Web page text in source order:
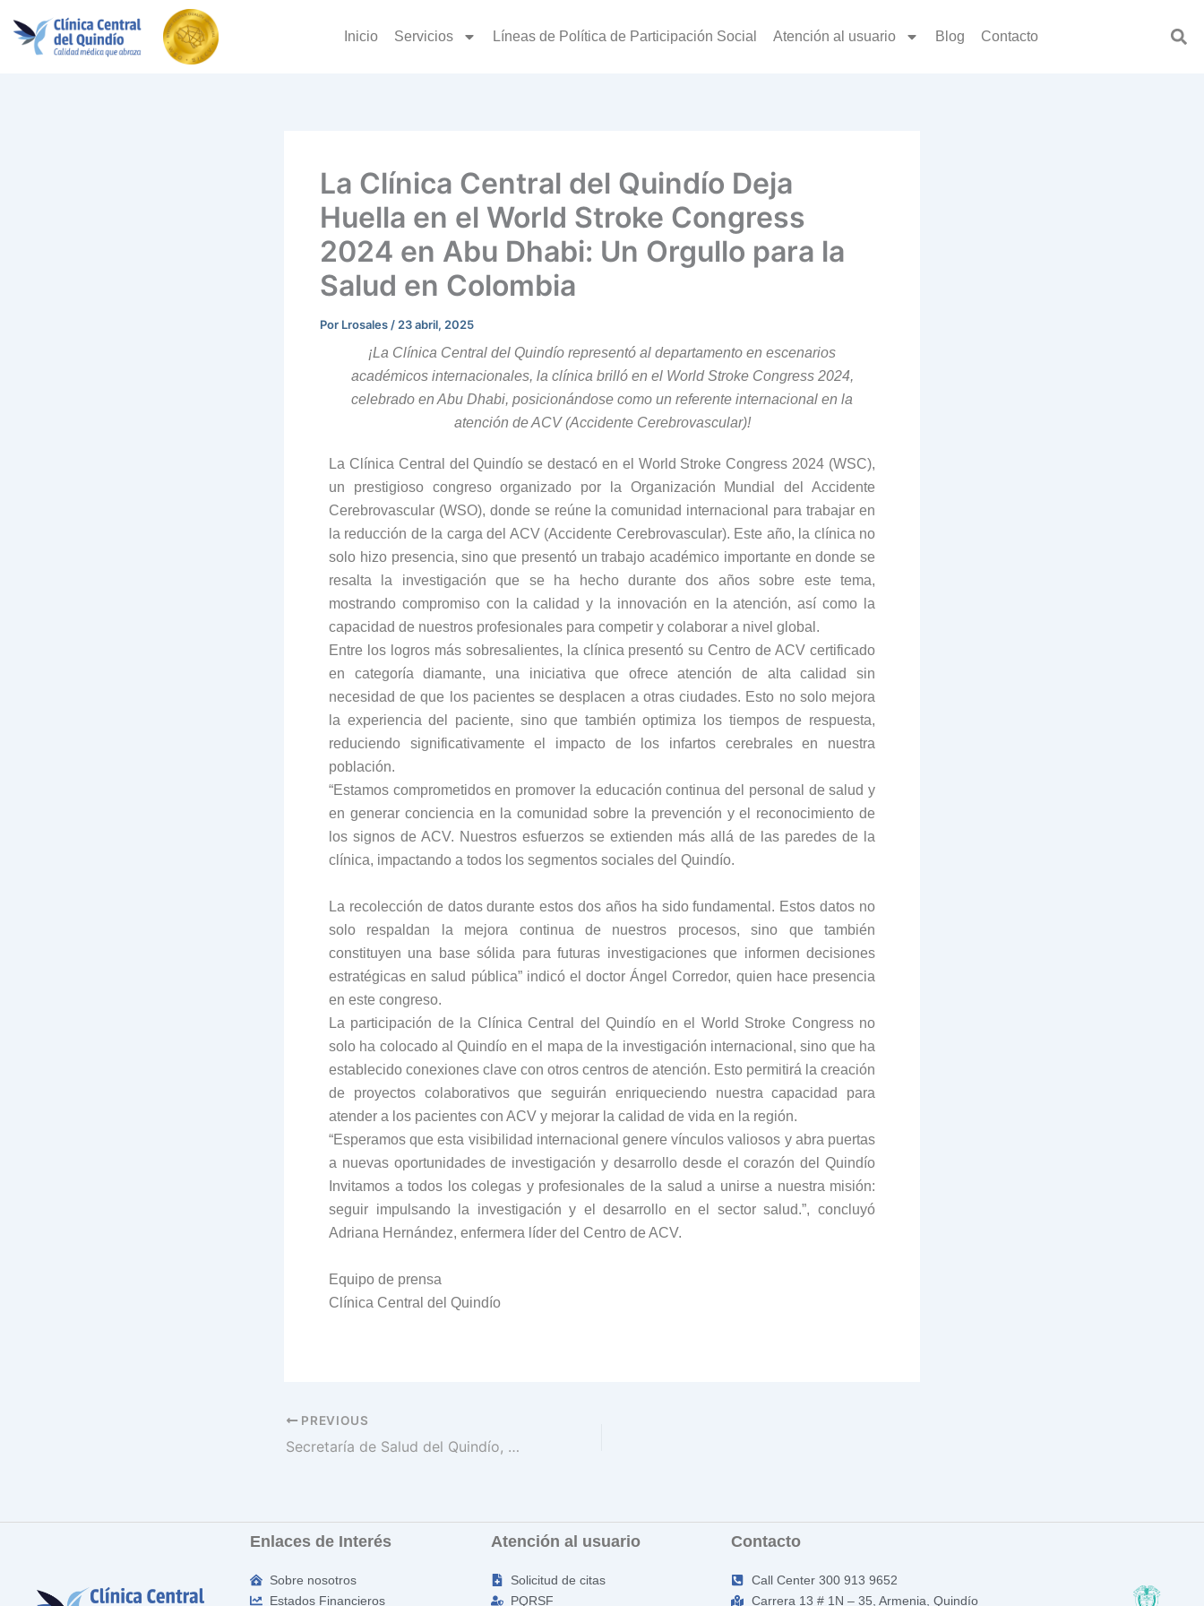
contenido
Inicio Servicios Líneas de Política de Participación Social Atención al usuario Blog Contacto
La Clínica Central del Quindío Deja
Huella en el World Stroke Congress
2024 en Abu Dhabi: Un Orgullo para la
Salud en Colombia
Por Lrosales/23 abril, 2025
¡La Clínica Central del Quindío representó al departamento en escenarios
académicos internacionales, la clínica brilló en el World Stroke Congress 2024,
celebrado en Abu Dhabi, posicionándose como un referente internacional en la
atención de ACV (Accidente Cerebrovascular)!
La Clínica Central del Quindío se destacó en el World Stroke Congress 2024 (WSC),
un prestigioso congreso organizado por la Organización Mundial del Accidente
Cerebrovascular (WSO), donde se reúne la comunidad internacional para trabajar en
la reducción de la carga del ACV (Accidente Cerebrovascular). Este año, la clínica no
solo hizo presencia, sino que presentó un trabajo académico importante en donde se
resalta la investigación que se ha hecho durante dos años sobre este tema,
mostrando compromiso con la calidad y la innovación en la atención, así como la
capacidad de nuestros profesionales para competir y colaborar a nivel global.
Entre los logros más sobresalientes, la clínica presentó su Centro de ACV certificado
en categoría diamante, una iniciativa que ofrece atención de alta calidad sin
necesidad de que los pacientes se desplacen a otras ciudades. Esto no solo mejora
la experiencia del paciente, sino que también optimiza los tiempos de respuesta,
reduciendo significativamente el impacto de los infartos cerebrales en nuestra
población.
“Estamos comprometidos en promover la educación continua del personal de salud y
en generar conciencia en la comunidad sobre la prevención y el reconocimiento de
los signos de ACV. Nuestros esfuerzos se extienden más allá de las paredes de la
clínica, impactando a todos los segmentos sociales del Quindío.
La recolección de datos durante estos dos años ha sido fundamental. Estos datos no
solo respaldan la mejora continua de nuestros procesos, sino que también
constituyen una base sólida para futuras investigaciones que informen decisiones
estratégicas en salud pública” indicó el doctor Ángel Corredor, quien hace presencia
en este congreso.
La participación de la Clínica Central del Quindío en el World Stroke Congress no
solo ha colocado al Quindío en el mapa de la investigación internacional, sino que ha
establecido conexiones clave con otros centros de atención. Esto permitirá la creación
de proyectos colaborativos que seguirán enriqueciendo nuestra capacidad para
atender a los pacientes con ACV y mejorar la calidad de vida en la región.
“Esperamos que esta visibilidad internacional genere vínculos valiosos y abra puertas
a nuevas oportunidades de investigación y desarrollo desde el corazón del Quindío
Invitamos a todos los colegas y profesionales de la salud a unirse a nuestra misión:
seguir impulsando la investigación y el desarrollo en el sector salud.”, concluyó
Adriana Hernández, enfermera líder del Centro de ACV.
Equipo de prensa
Clínica Central del Quindío
PREVIOUS
Secretaría de Salud del Quindío, exalta distinción a la Clínica Central del Quindío por atención de Accidentes Cerebrovasculares
Enlaces de Interés
Sobre nosotros
Estados Financieros
Atención al usuario
Solicitud de citas
PQRSF
Contacto
Call Center 300 913 9652
Carrera 13 # 1N – 35, Armenia, Quindío